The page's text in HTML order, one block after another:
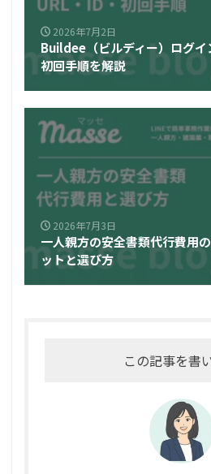
2026年7月2日
Buildee（ビルディー）ログイ
初回手順を解説
2026年7月3日
一人親方の安全書類代行費用
ットと選び方
この記事を書